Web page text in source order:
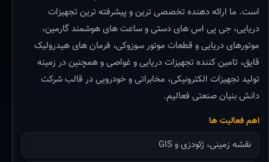
است. ما ارائه دهنده تخصصی ترین و پیشرفته ترین تجهیزات
دریایی، جی پی اس های دستی و ساعت های هوشمند گارمین،
موتورهای دریایی و قطعات موتور سوزوکی، فرمان های هیدرولیک
قایق، تامین کننده تجهیزات دریایی و غواصی و همچنین در زمینه
تولید تجهیزات الکترونیکی، مخابراتی و خودرویی در قالب شرکت
دانش بنیان صنعتی فعالیم.
اهم فعالیت ها
نقشه زمینی، ژئودزی و GIS